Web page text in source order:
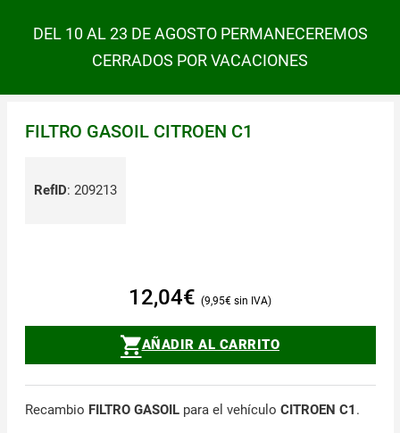
DEL 10 AL 23 DE AGOSTO PERMANECEREMOS
CERRADOS POR VACACIONES
FILTRO GASOIL CITROEN C1
RefID: 209213
12,04€ 9,95€
AÑADIR AL CARRITO
Recambio FILTRO GASOILpara el vehículo CITROEN C1 .